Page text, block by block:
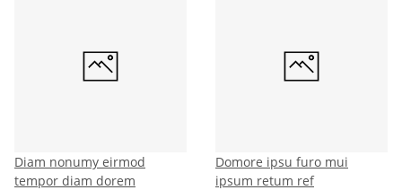
Diam nonumy eirmod
tempor diam dorem
Domore ipsu furo mui
ipsum retum ref